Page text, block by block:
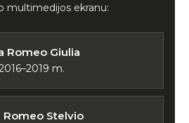
multimedijos ekranu:
Romeo Giulia
m.
Romeo Stelvio